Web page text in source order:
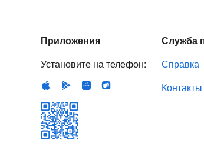
Приложения
Установите на телефон:
Служба
Справка
Контакты